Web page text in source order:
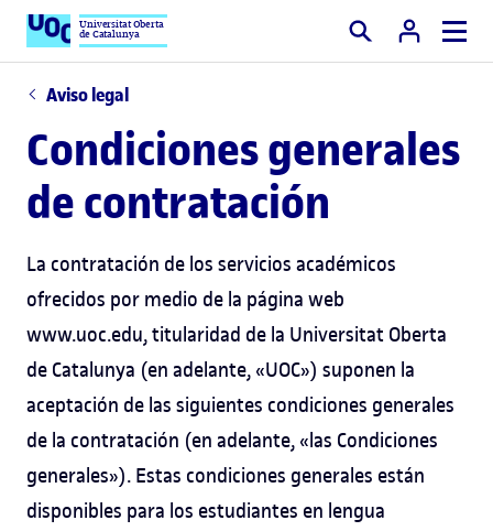
Universitat Oberta
de Catalunya Buscar
Aviso legal
Condiciones generales
de contratación
La contratación de los servicios académicos
ofrecidos por medio de la página web
www.uoc.edu, titularidad de la Universitat Oberta
de Catalunya (en adelante, «UOC») suponen la
aceptación de las siguientes condiciones generales
de la contratación (en adelante, «las Condiciones
generales»). Estas condiciones generales están
disponibles para los estudiantes en lengua